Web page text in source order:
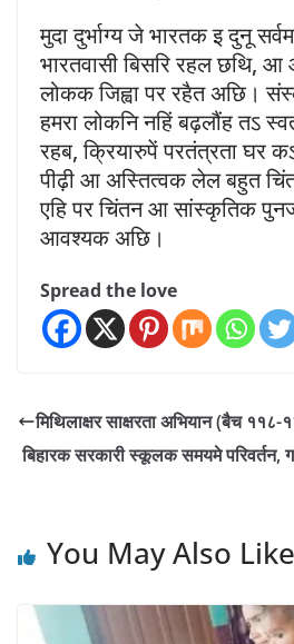
मुदा दुर्भाग्य जे भारतक इ दुनू
भारतवासी बिसरि रहल छथि, आ
लोकक जिह्वा पर रहैत अछि।
हमरा लोकनि नहिं बढ़लौंह तऽ
रहब, क्रियारुपें परतंत्रता घर
पीढ़ी आ अस्तित्वक लेल बहुत
एहि पर चिंतन आ सांस्कृतिक
आवश्यक अछि।
Spread the love
मिथिलाक्षर साक्षरता अभियान (बैच ११८-
बिहारक सरकारी स्कूलक समयमे परिवर्तन,
You May Also Like